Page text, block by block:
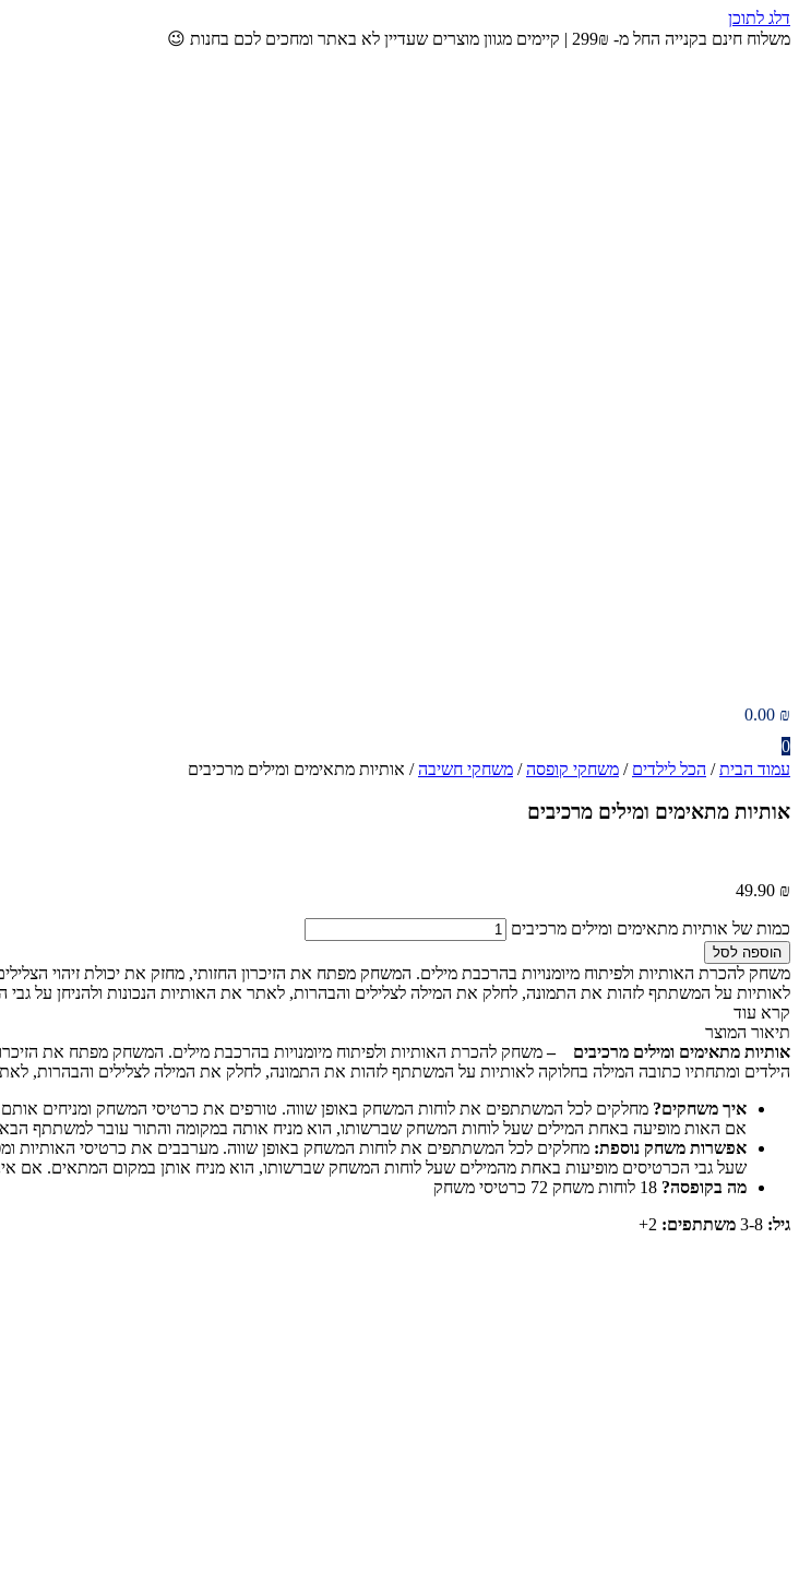
דלג לתוכן
משלוח חינם בקנייה החל מ- 299₪ | קיימים מגוון מוצרים שעדיין לא באתר ומחכים לכם בחנות 😉​
0.00 ₪
0
עמוד הבית/ הכל לילדים / משחקי קופסה/ משחקי חשיבה/ אותיות מתאימים ומילים מרכיבים
אותיות מתאימים ומילים מרכיבים
49.90 ₪
כמות של אותיות מתאימים ומילים מרכיבים
הוספה לסל
לאותיות על המשתתף לזהות את התמונה, לחלק את המילה לצלילים והבהרות, לאתר את האותיות הנכונות ולהניחן על
קרא עוד
תיאור המוצר
אותיות מתאימים ומילים מרכיבים
–
הילדים ומתחתיו כתובה המילה בחלוקה לאותיות על המשתתף לזהות את התמונה, לחלק את המילה לצלילים והבהרות,
איך משחקים? מחלקים לכל המשתתפים את לוחות המשחק באופן שווה. טורפים את כרטיסי המשחק ומניחים
אם האות מופיעה באחת המילים שעל לוחות המשחק שברשותו, הוא מניח אותה במקומה והתור עובר למשתתף
אפשרות משחק נוספת: מחלקים לכל המשתתפים את לוחות המשחק באופן שווה. מערבבים את כרטיסי האותיות
שעל גבי הכרטיסים מופיעות באחת מהמילים שעל לוחות המשחק שברשותו, הוא מניח אותן במקום המתאים. אם
מה בקופסה? 18 לוחות משחק 72 כרטיסי משחק
גיל: משתתפים: